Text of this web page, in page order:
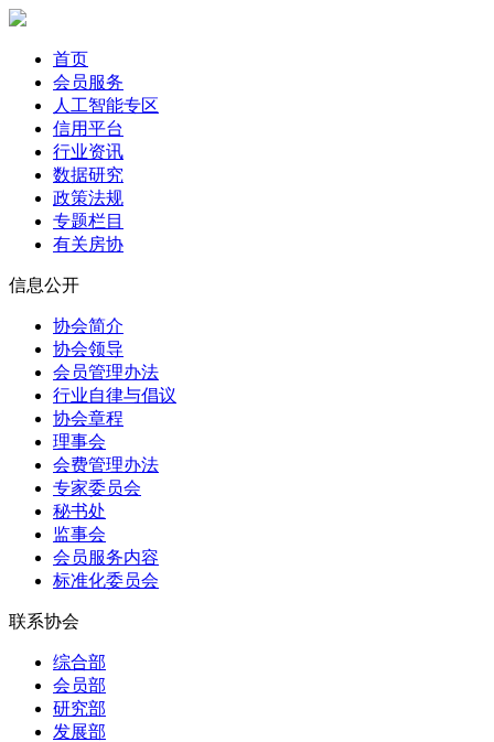
首页
会员服务
人工智能专区
信用平台
行业资讯
数据研究
政策法规
专题栏目
有关房协
信息公开
协会简介
协会领导
会员管理办法
行业自律与倡议
协会章程
理事会
会费管理办法
专家委员会
秘书处
监事会
会员服务内容
标准化委员会
联系协会
综合部
会员部
研究部
发展部